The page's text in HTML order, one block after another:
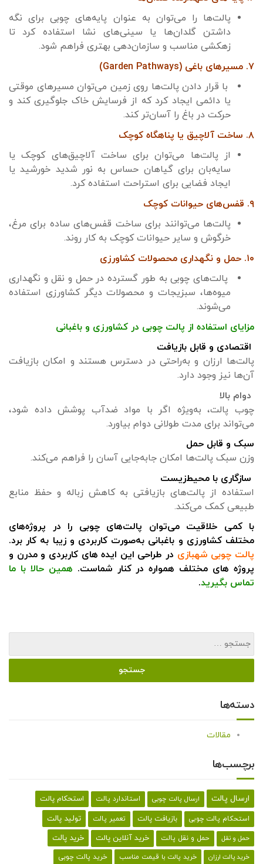
پالت‌ها را می‌توان به عنوان پایه‌های چوبی برای نگه
داشتن گلدان‌ها یا سینی‌های نشا استفاده کرد تا
زهکشی مناسب و سازمان‌دهی بهتری فراهم شود.
۷. مسیرهای باغی (Garden Pathways)
با قرار دادن پالت‌ها روی زمین می‌توان مسیرهای موقتی
یا دائمی ایجاد کرد که از فرسایش خاک جلوگیری کند و
حرکت در باغ را آسان‌تر کند.
۸. ساخت آلاچیق یا پناهگاه کوچک
از پالت‌ها می‌توان برای ساخت آلاچیق‌های کوچک یا
سایه‌بان برای گیاهان حساس به نور شدید خورشید یا
ایجاد فضایی برای استراحت استفاده کرد.
۹. قفس‌های حیوانات کوچک
پالت‌ها می‌توانند برای ساخت قفس‌های ساده برای مرغ،
خرگوش و سایر حیوانات کوچک به کار روند.
۱۰. حمل و نگهداری محصولات کشاورزی
پالت‌های چوبی به طور گسترده در حمل و نقل و نگهداری
میوه‌ها، سبزیجات و محصولات دیگر کشاورزی استفاده
می‌شوند.
مزایای استفاده از پالت چوبی در کشاورزی و باغبانی
اقتصادی و قابل بازیافت
پالت‌ها ارزان و به‌راحتی در دسترس هستند و امکان بازیافت
آن‌ها نیز وجود دارد.
دوام بالا
چوب پالت، به‌ویژه اگر با مواد ضدآب پوشش داده شود،
می‌تواند برای مدت طولانی دوام بیاورد.
سبک و قابل حمل
وزن سبک پالت‌ها امکان جابه‌جایی آسان را فراهم می‌کند.
سازگاری با محیط‌زیست
استفاده از پالت‌های بازیافتی به کاهش زباله و حفظ منابع
طبیعی کمک می‌کند.
با کمی خلاقیت می‌توان پالت‌های چوبی را در پروژه‌های
مختلف کشاورزی و باغبانی به‌صورت کاربردی و زیبا به کار برد.
پالت چوبی شهبازی در طراحی این ایده های کاربردی و مدرن و
پروژه های مختلف همواره در کنار شماست. همین حالا با ما
تماس بگیرید.
دسته‌ها
مقالات
برچسب‌ها
ارسال پالت ارسال پالت چوبی استاندارد پالت استحکام پالت
استحکام پالت چوبی بازیافت پالت تعمیر پالت تولید پالت
حمل و نقل حمل و نقل پالت خرید آنلاین پالت خرید پالت
خرید پالت ارزان خرید پالت با قیمت مناسب خرید پالت چوبی